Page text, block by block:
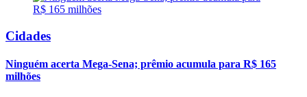
Cidades
Ninguém acerta Mega-Sena; prêmio acumula para R$ 165
milhões